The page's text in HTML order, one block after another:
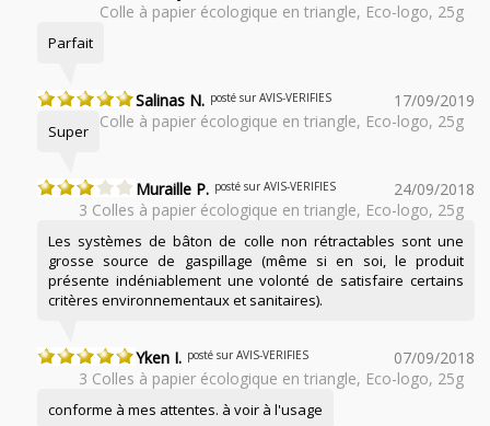
Colle à papier écologique en triangle, Eco-logo, 25g
Parfait
Salinas N. posté sur AVIS-VERIFIES
17/09/2019
Colle à papier écologique en triangle, Eco-logo, 25g
Super
Muraille P. posté sur AVIS-VERIFIES
24/09/2018
3 Colles à papier écologique en triangle, Eco-logo, 25g
Les systèmes de bâton de colle non rétractables sont une
grosse source de gaspillage (même si en soi, le produit
présente indéniablement une volonté de satisfaire certains
critères environnementaux et sanitaires).
Yken I. posté sur AVIS-VERIFIES
07/09/2018
3 Colles à papier écologique en triangle, Eco-logo, 25g
conforme à mes attentes. à voir à l'usage